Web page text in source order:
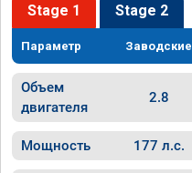
Stage 1 Stage 2
Параметр Заводские
Объем
двигателя
2.8
Мощность 177 л.с.